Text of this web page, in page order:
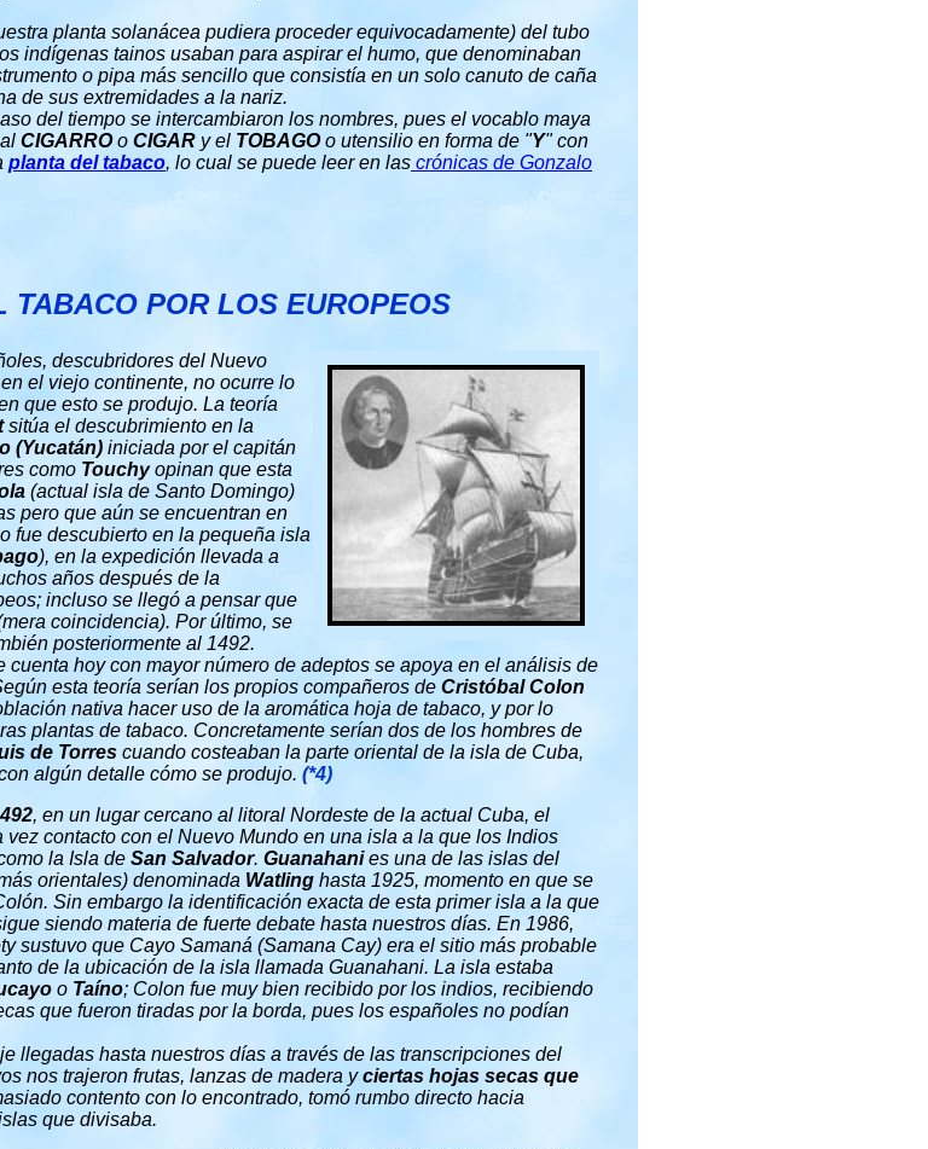
planta solanácea pudiera proceder equivocadamente) del tubo
indígenas tainos usaban para aspirar el humo, que denominaban
o pipa más sencillo que consistía en un solo canuto de caña
de sus extremidades a la nariz.
del tiempo se intercambiaron los nombres, pues el vocablo maya
CIGARROo CIGAR y el TOBAGOo utensilio en forma de "Y" con
planta del tabaco, lo cual se puede leer en las crónicas de Gonzalo
TABACO POR LOS EUROPEOS
descubridores del Nuevo
el viejo continente, no ocurre lo
que esto se produjo. La teoría
sitúa el descubrimiento en la
(Yucatán) iniciada por el capitán
como Touchyopinan que esta
(actual isla de Santo Domingo)
pero que aún se encuentran en
fue descubierto en la pequeña isla
), en la expedición llevada a
años después de la
incluso se llegó a pensar que
coincidencia). Por último, se
posteriormente al 1492.
hoy con mayor número de adeptos se apoya en el análisis de
esta teoría serían los propios compañeros de Cristóbal Colon
nativa hacer uso de la aromática hoja de tabaco, y por lo
plantas de tabaco. Concretamente serían dos de los hombres de
de Torres cuando costeaban la parte oriental de la isla de Cuba,
algún detalle cómo se produjo. (*4)
, en un lugar cercano al litoral Nordeste de la actual Cuba, el
contacto con el Nuevo Mundo en una isla a la que los Indios
la Isla de San Salvador. Guanahanies una de las islas del
orientales) denominada Watling hasta 1925, momento en que se
Sin embargo la identificación exacta de esta primer isla a la que
siendo materia de fuerte debate hasta nuestros días. En 1986,
sustuvo que Cayo Samaná (Samana Cay) era el sitio más probable
de la ubicación de la isla llamada Guanahani. La isla estaba
o Taíno; Colon fue muy bien recibido por los indios, recibiendo
que fueron tiradas por la borda, pues los españoles no podían
llegadas hasta nuestros días a través de las transcripciones del
nos trajeron frutas, lanzas de madera yciertas hojas secas que
contento con lo encontrado, tomó rumbo directo hacia
que divisaba.